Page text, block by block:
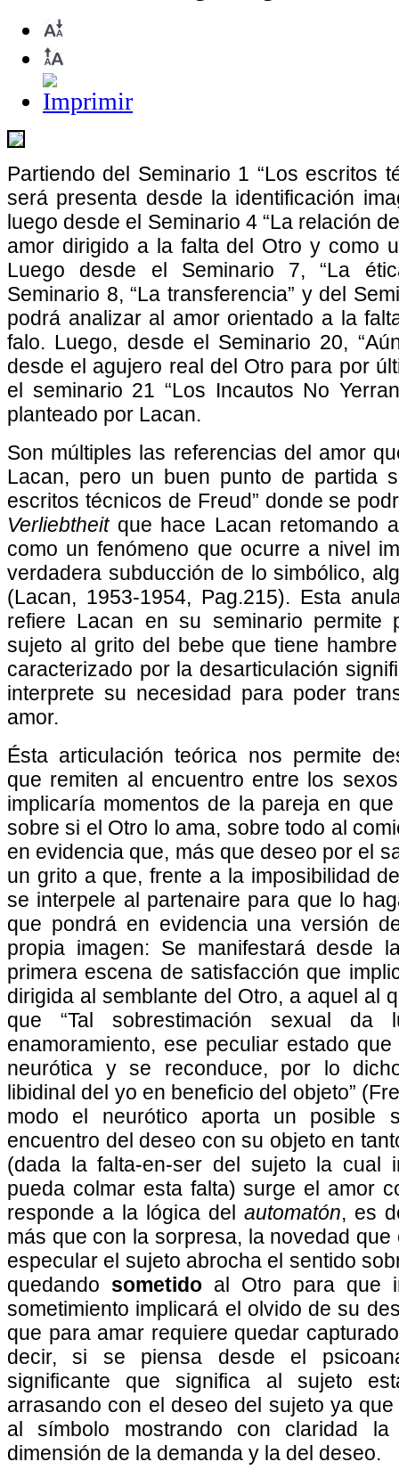
Partiendo del Seminario 1 “Los escritos
será presenta desde la identificación
luego desde el Seminario 4 “La relación
amor dirigido a la falta del Otro y como
Luego desde el Seminario 7, “La
Seminario 8, “La transferencia” y del
podrá analizar al amor orientado a la
falo. Luego, desde el Seminario 20,
desde el agujero real del Otro para por
el seminario 21 “Los Incautos No
planteado por Lacan.
Son múltiples las referencias del amor
Lacan, pero un buen punto de partida
escritos técnicos de Freud” donde se
Verliebtheit que hace Lacan retomando
como un fenómeno que ocurre a nivel
verdadera subducción de lo simbólico,
(Lacan, 1953-1954, Pag.215). Esta
refiere Lacan en su seminario permite
sujeto al grito del bebe que tiene
caracterizado por la desarticulación
interprete su necesidad para poder
amor.
Ésta articulación teórica nos permite
que remiten al encuentro entre los
implicaría momentos de la pareja en
sobre si el Otro lo ama, sobre todo al
en evidencia que, más que deseo por el
un grito a que, frente a la imposibilidad
se interpele al partenaire para que lo
que pondrá en evidencia una versión
propia imagen: Se manifestará desde
primera escena de satisfacción que
dirigida al semblante del Otro, a aquel al
que “Tal sobrestimación sexual
enamoramiento, ese peculiar estado
neurótica y se reconduce, por lo
libidinal del yo en beneficio del objeto”
modo el neurótico aporta un posible
encuentro del deseo con su objeto en
(dada la falta-en-ser del sujeto la cual
pueda colmar esta falta) surge el amor
responde a la lógica delautomatón, es
más que con la sorpresa, la novedad
especular el sujeto abrocha el sentido
quedando sometidoal Otro para que
sometimiento implicará el olvido de su
que para amar requiere quedar
decir, si se piensa desde el
significante que significa al sujeto
arrasando con el deseo del sujeto ya
al símbolo mostrando con claridad la
dimensión de la demanda y la del deseo.